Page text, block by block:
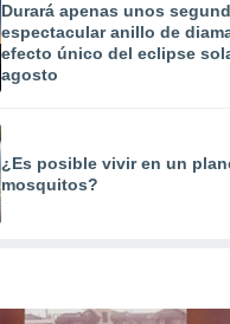
Durará apenas unos
espectacular anillo de
efecto único del eclipse
agosto
¿Es posible vivir en un
mosquitos?